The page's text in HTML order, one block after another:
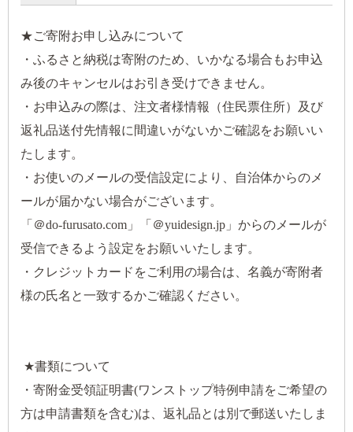
★ご寄附お申し込みについて
・ふるさと納税は寄附のため、いかなる場合もお申込
み後のキャンセルはお引き受けできません。
・お申込みの際は、注文者様情報（住民票住所）及び
返礼品送付先情報に間違いがないかご確認をお願いい
たします。
・お使いのメールの受信設定により、自治体からのメ
ールが届かない場合がございます。
「＠do-furusato.com」「＠yuidesign.jp」からのメールが
受信できるよう設定をお願いいたします。
・クレジットカードをご利用の場合は、名義が寄附者
様の氏名と一致するかご確認ください。
★書類について
・寄附金受領証明書(ワンストップ特例申請をご希望の
方は申請書類を含む)は、返礼品とは別で郵送いたしま